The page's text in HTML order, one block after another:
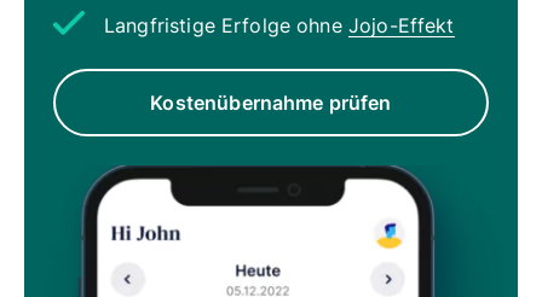
Langfristige Erfolge ohne Jojo-Effekt
Kostenübernahme prüfen